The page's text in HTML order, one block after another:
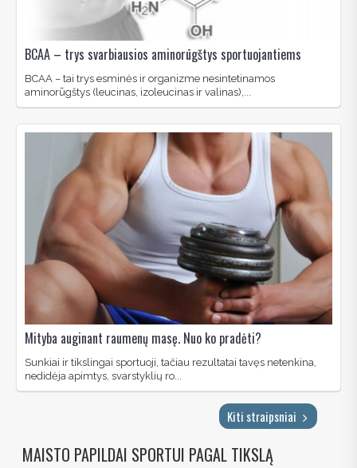
BCAA – trys svarbiausios aminorūgštys sportuojantiems
BCAA – tai trys esminės ir organizme nesintetinamos
aminorūgštys (leucinas, izoleucinas ir valinas),...
Mityba auginant raumenų masę. Nuo ko pradėti?
Sunkiai ir tikslingai sportuoji, tačiau rezultatai tavęs netenkina,
nedidėja apimtys, svarstyklių ro...
Kiti straipsniai
MAISTO PAPILDAI SPORTUI PAGAL TIKSLĄ